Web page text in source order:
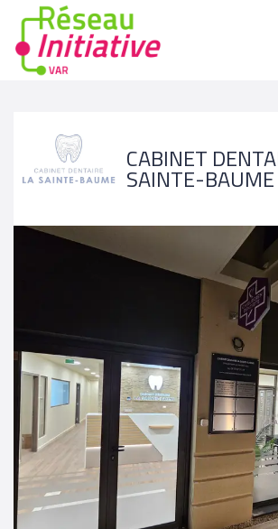
CABINET
SAINTE-BAUME